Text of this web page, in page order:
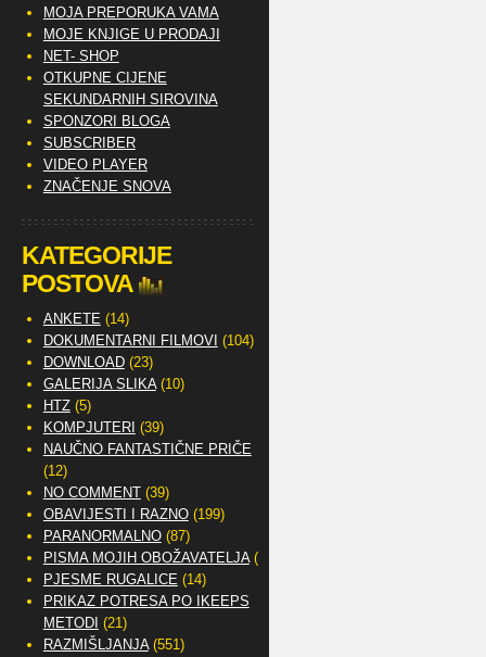
MOJA PREPORUKA VAMA
MOJE KNJIGE U PRODAJI
NET- SHOP
OTKUPNE CIJENE
SEKUNDARNIH SIROVINA
SPONZORI BLOGA
SUBSCRIBER
VIDEO PLAYER
ZNAČENJE SNOVA
KATEGORIJE
POSTOVA
ANKETE (14)
DOKUMENTARNI FILMOVI (104)
DOWNLOAD(23)
GALERIJA SLIKA(10)
HTZ(5)
KOMPJUTERI (39)
NAUČNO FANTASTIČNE PRIČE
(12)
NO COMMENT(39)
OBAVIJESTI I RAZNO(199)
PARANORMALNO(87)
PISMA MOJIH OBOŽAVATELJA(2)
PJESME RUGALICE (14)
PRIKAZ POTRESA PO IKEEPS
METODI (21)
RAZMIŠLJANJA(551)